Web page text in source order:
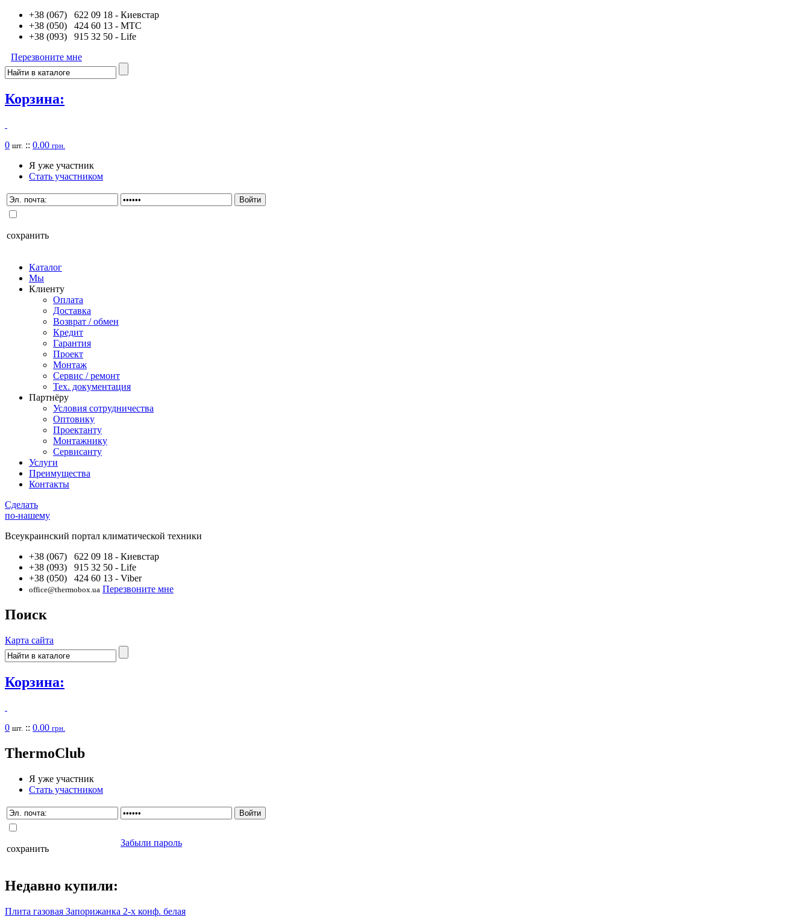
+38 (067) 622 09 18 - Киевстар
+38 (050) 424 60 13 - MTC
+38 (093) 915 32 50 - Life
Перезвоните мне
Корзина:
0 шт. :: 0.00 грн.
Я уже участник
Стать участником
сохранить
Каталог
Мы
Клиенту
Оплата
Доставка
Возврат / обмен
Кредит
Гарантия
Проект
Монтаж
Сервис / ремонт
Тех. документация
Партнёру
Условия сотрудничества
Оптовику
Проектанту
Монтажнику
Сервисанту
Услуги
Преимущества
Контакты
Сделать
по-нашему
Всеукраинский портал климатической техники
+38 (067) 622 09 18 - Киевстар
+38 (093) 915 32 50 - Life
+38 (050) 424 60 13 - Viber
office@thermobox.ua Перезвоните мне
Поиск
Карта сайта
Корзина:
0 шт. :: 0.00 грн.
ThermoClub
Я уже участник
Стать участником
сохранить
Забыли пароль
Недавно купили:
Плита газовая Запорижанка 2-х конф. белая